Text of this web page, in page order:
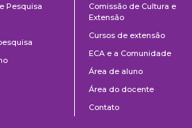
Pesquisa
e
Extensão
Comissão de Cultura e
Extensão
Cursos de extensão
ECA e a Comunidade
Área de aluno
Área do docente
Contato